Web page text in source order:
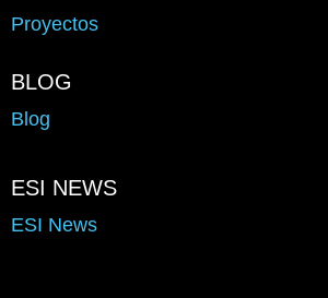
Proyectos
BLOG
Blog
ESI NEWS
ESI News